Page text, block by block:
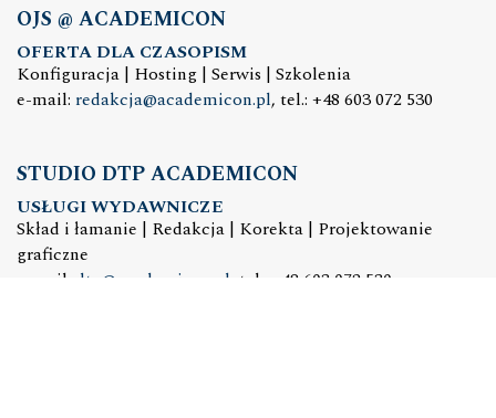
OJS @ ACADEMICON
OFERTA DLA CZASOPISM
Konfiguracja | Hosting | Serwis | Szkolenia
e-mail: redakcja@academicon.pl, tel.: +48 603 072 530
STUDIO DTP ACADEMICON
USŁUGI WYDAWNICZE
Skład i łamanie | Redakcja | Korekta | Projektowanie
graficzne
e-mail: dtp@academicon.pl , tel.: +48 603 072 530